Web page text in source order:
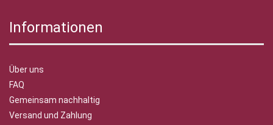
Informationen
Über uns
FAQ
Gemeinsam nachhaltig
Versand und Zahlung